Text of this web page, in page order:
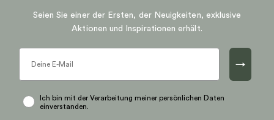
Seien Sie einer der Ersten, der Neuigkeiten, exklusive
Aktionen und Inspirationen erhält.
→
Ich bin mit der Verarbeitung meiner persönlichen Daten
einverstanden.